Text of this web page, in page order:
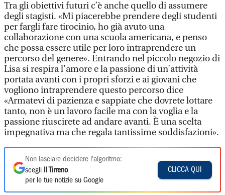
Tra gli obiettivi futuri c’è anche quello di assumere
degli stagisti. «Mi piacerebbe prendere degli studenti
per fargli fare tirocinio, ho già avuto una
collaborazione con una scuola americana, e penso
che possa essere utile per loro intraprendere un
percorso del genere». Entrando nel piccolo negozio di
Lisa si respira l’amore e la passione di un’attività
portata avanti con i propri sforzi e ai giovani che
vogliono intraprendere questo percorso dice
«Armatevi di pazienza e sappiate che dovrete lottare
tanto, non è un lavoro facile ma con la voglia e la
passione riuscirete ad andare avanti. È una scelta
impegnativa ma che regala tantissime soddisfazioni».
Non lasciare decidere l'algoritmo:
scegli
Il Tirreno
per le tue notizie su Google
CLICCA QUI